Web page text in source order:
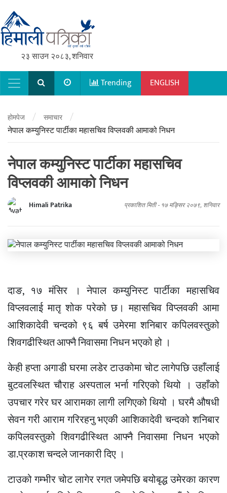
२३ साउन २०८३, शनिवार
Main NavigationTrending ENGLISH
होमपेज / समाचार /
नेपाल कम्युनिस्ट पार्टीका महासचिव विप्लवकी आमाको निधन
नेपाल कम्युनिस्ट पार्टीका महासचिव
विप्लवकी आमाको निधन
Himali Patrika प्रकाशित मिती - १७ मङ्सिर २०७९, शनिवार
दाङ, १७ मंसिर । नेपाल कम्युनिस्ट पार्टीका महासचिव
विप्लवलाई मातृ शोक परेको छ। महासचिव विप्लवकी आमा
आशिकादेवी चन्दको ९६ बर्ष उमेरमा शनिबार कपिलवस्तुको
शिवगढीस्थित आफ्नै निवासमा निधन भएको हो ।
केही हप्ता अगाडी घरमा लडेर टाउकोमा चोट लागेपछि उहाँलाई
बुटवलस्थित चौराह अस्पताल भर्ना गरिएको थियो । उहाँको
उपचार गरेर घर आरामका लागी लगिएको थियो । घरमै औषधी
सेवन गरी आराम गरिरहनु भएकी आशिकादेवी चन्दको शनिबार
कपिलवस्तुको शिवगढीस्थित आफ्नै निवासमा निधन भएको
डा.प्रकाश चन्दले जानकारी दिए ।
टाउको गम्भीर चोट लागेर रगत जमेपछि बयोबृद्ध उमेरका कारण